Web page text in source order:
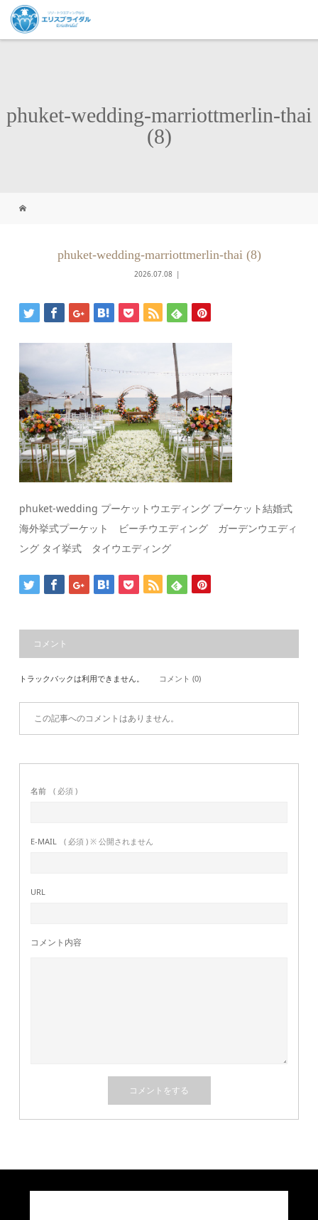
phuket-wedding-marriottmerlin-thai
(8)
phuket-wedding-marriottmerlin-thai (8)
2026.07.08
phuket-wedding プーケットウエディング プーケット結婚式
海外挙式プーケット ビーチウエディング ガーデンウエディ
ング タイ挙式 タイウエディング
コメント
トラックバックは利用できません。 コメント (0)
この記事へのコメントはありません。
名前 ( 必須 )
E-MAIL ( 必須 ) ※ 公開されません
URL
コメント内容